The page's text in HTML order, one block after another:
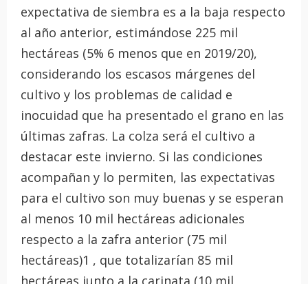
expectativa de siembra es a la baja respecto
al año anterior, estimándose 225 mil
hectáreas (5% 6 menos que en 2019/20),
considerando los escasos márgenes del
cultivo y los problemas de calidad e
inocuidad que ha presentado el grano en las
últimas zafras. La colza será el cultivo a
destacar este invierno. Si las condiciones
acompañan y lo permiten, las expectativas
para el cultivo son muy buenas y se esperan
al menos 10 mil hectáreas adicionales
respecto a la zafra anterior (75 mil
hectáreas)1 , que totalizarían 85 mil
hectáreas junto a la carinata (10 mil